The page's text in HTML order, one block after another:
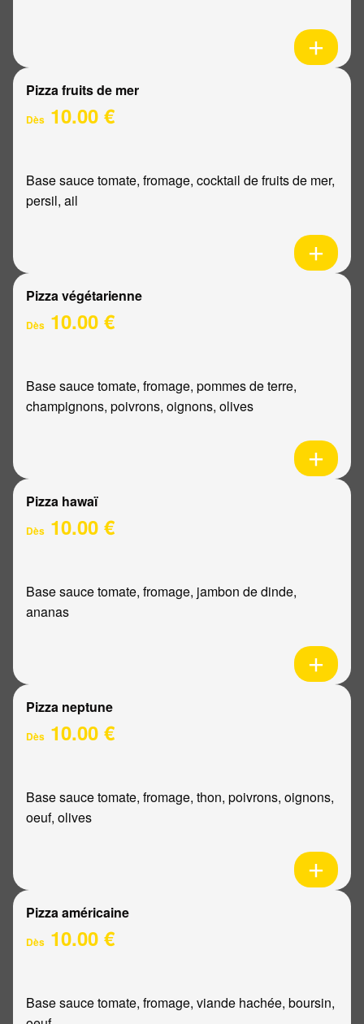
Pizza fruits de mer
Dès 10.00 €
Base sauce tomate, fromage, cocktail de fruits de mer,
persil, ail
Pizza végétarienne
Dès 10.00 €
Base sauce tomate, fromage, pommes de terre,
champignons, poivrons, oignons, olives
Pizza hawaï
Dès 10.00 €
Base sauce tomate, fromage, jambon de dinde,
ananas
Pizza neptune
Dès 10.00 €
Base sauce tomate, fromage, thon, poivrons, oignons,
oeuf, olives
Pizza américaine
Dès 10.00 €
Base sauce tomate, fromage, viande hachée, boursin,